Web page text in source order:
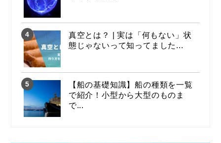
真空とは？ | 実は「何もない」状
態じゃないって知ってました...
【船の基礎知識】船の種類を一覧
で紹介！小型から大型のものま
で...